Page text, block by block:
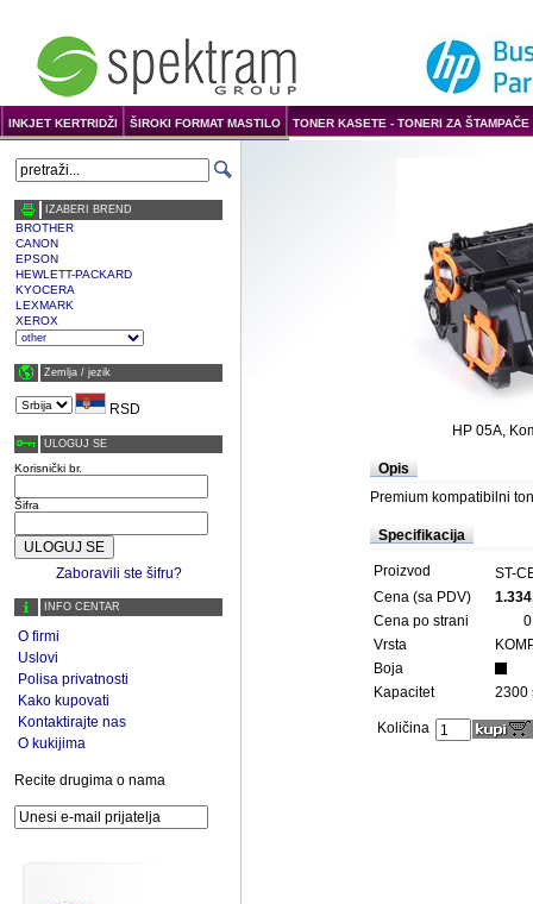
INKJET KERTRIDŽI ŠIROKI FORMAT MASTILO TONER KASETE - TONERI ZA
IZABERI BREND
BROTHER
CANON
EPSON
HEWLETT-PACKARD
KYOCERA
LEXMARK
XEROX
Zemlja / јezik
RSD
ULOGUJ SE
Korisnički br.
Šifra
Zaboravili ste šifru?
INFO CENTAR
O firmi
Uslovi
Polisa privatnosti
Kako kupovati
Kontaktirajte nas
O kukijima
Recite drugima o nama
HP 05A,
Opis
Premium kompatibilni
Specifikacija
Proizvod
ST-
Cena (sa PDV)
Cena po strani
Vrsta
Boja
Kapacitet
2300
Količina